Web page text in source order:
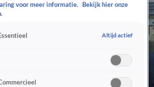
voor meer informatie.
Bekijk hier onze
Altijd actief